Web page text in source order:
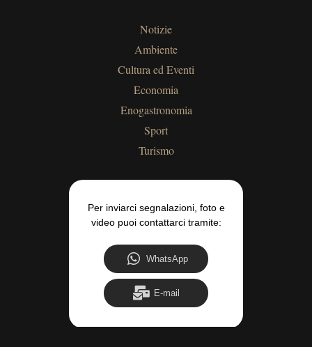
Notizie
Ambiente
Cultura ed Eventi
Economia
Enogastronomia
Sport
Turismo
Per inviarci segnalazioni, foto e
video puoi contattarci tramite:
WhatsApp
E-mail